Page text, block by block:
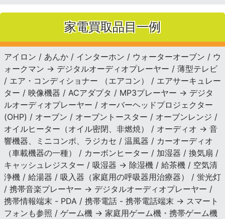
家電買取品目一例
アイロン / あんか / インターホン / ウォーターオーブン / ウ
ォークマン → デジタルオーディオプレーヤー / 薄型テレビ
/ エア・コンディショナー （エアコン） / エアサーキュレー
ター / 映像機器 / ACアダプタ / MP3プレーヤー → デジタ
ルオーディオプレーヤー / オーバーヘッドプロジェクター
(OHP) / オーブン / オーブントースター / オーブンレンジ /
オイルヒーター（オイル密閉、非燃焼） / オーディオ → 音
響機器、ミニコンポ、ラジカセ / 温風器 / カーオーディオ
（車載機器の一種） / カーボンヒーター / 加湿器 / 換気扇 /
キャッシュレジスター / 吸湿器 → 除湿機 / 給茶機 / 空気清
浄機 / 給湯器 / 吸入器（家庭用の呼吸器用治療器） / 蛍光灯
/ 携帯音楽プレーヤー → デジタルオーディオプレーヤー /
携帯情報端末 - PDA / 携帯電話 - 携帯電話端末 → スマート
フォンも参照 / ゲーム機 → 家庭用ゲーム機・携帯ゲーム機